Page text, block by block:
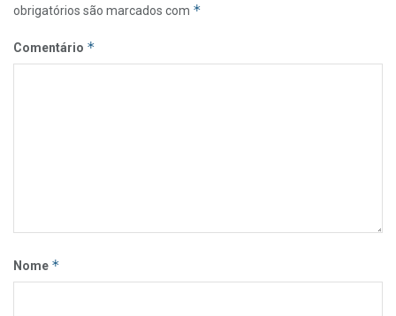
obrigatórios são marcados com *
Comentário *
Nome *